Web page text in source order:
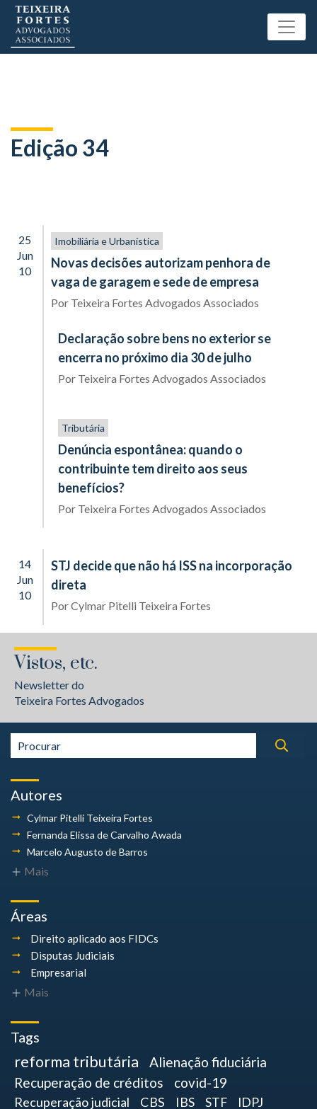
Edição 34
25
Jun
10
Imobiliária e Urbanística
Novas decisões autorizam penhora de
vaga de garagem e sede de empresa
Por Teixeira Fortes Advogados Associados
Declaração sobre bens no exterior se
encerra no próximo dia 30 de julho
Por Teixeira Fortes Advogados Associados
Tributária
Denúncia espontânea: quando o
contribuinte tem direito aos seus
benefícios?
Por Teixeira Fortes Advogados Associados
14
Jun
10
STJ decide que não há ISS na incorporação
direta
PorCylmar Pitelli Teixeira Fortes
Vistos, etc.
Newsletter do
Teixeira Fortes Advogados
Autores
Cylmar Pitelli Teixeira Fortes
Fernanda Elissa de Carvalho Awada
Marcelo Augusto de Barros
Mais
Áreas
Direito aplicado aos FIDCs
Disputas Judiciais
Empresarial
Mais
Tags
reforma tributária
Alienação fiduciária
Recuperação de créditos
covid-19
Recuperação judicial CBS IBS STF
IDPJ